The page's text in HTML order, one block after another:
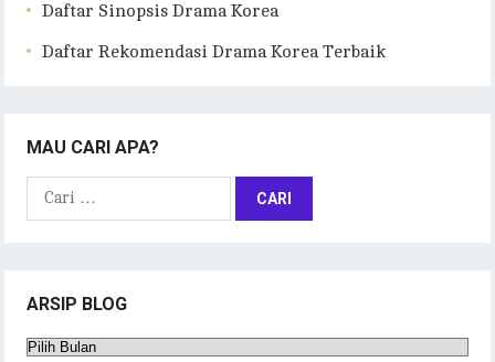
Daftar Sinopsis Drama Korea
Daftar Rekomendasi Drama Korea Terbaik
MAU CARI APA?
Cari
ARSIP BLOG
Arsip